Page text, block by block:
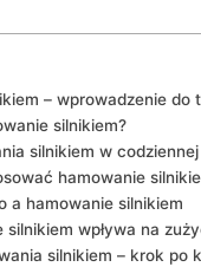
– wprowadzenie do
silnikiem?
silnikiem w
hamowanie
a hamowanie silnikiem
silnikiem wpływa na
silnikiem – krok po